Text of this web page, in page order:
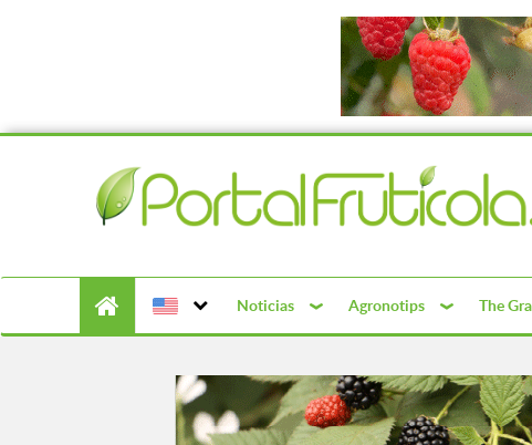
Noticias Agronotips The